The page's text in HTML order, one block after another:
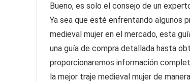
Bueno, es solo el consejo de un
Ya sea que esté enfrentando algunos
medieval mujer en el mercado, esta
una guía de compra detallada hasta
proporcionaremos información
la mejor traje medieval mujer de